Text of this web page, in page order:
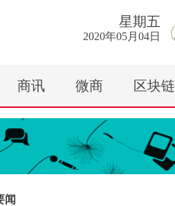
星期五
2020年05月04日
商讯 微商 区块链
闻